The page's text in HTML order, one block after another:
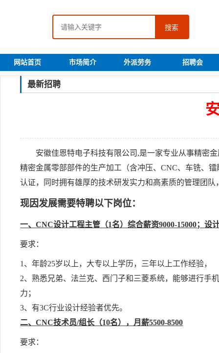
搜索
网站首页 市场简介 外派劳务 招聘会
最新招聘
安徽佳恩特电子科技有限公司,是一家专业从事精密
精密金属零部部件的生产加工（含冲压、CNC、车铣、
认证，同时拥有雄厚的技术研发实力和高素质的管理团
现因发展需要特聘以下岗位：
一、CNC设计工程主管（1名）综合薪资9000-15000；设
要求：
1 、年龄25岁以上，大专以上学历，三年以上工作经验，
2、 熟悉兄弟、法兰克、西门子和三菱系统，能够进行手
力；
3、有3C行业设计经验者优先。
二、CNC技术员/组长（10名），月薪5500-8500
要求：